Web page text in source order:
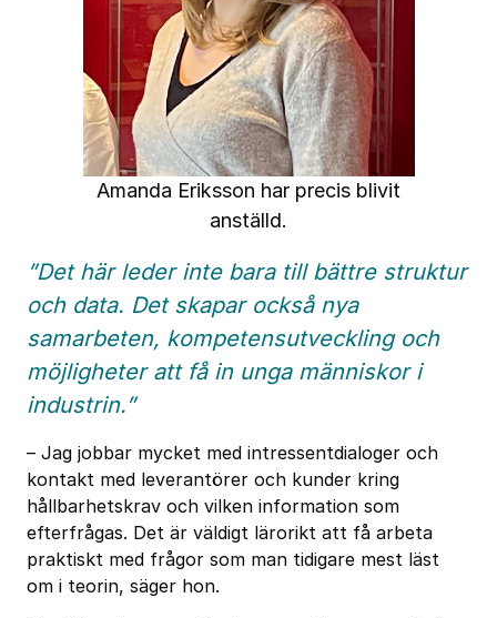
Amanda Eriksson har precis blivit
anställd.
”Det här leder inte bara till bättre struktur
och data. Det skapar också nya
samarbeten, kompetensutveckling och
möjligheter att få in unga människor i
industrin.”
– Jag jobbar mycket med intressentdialoger och
kontakt med leverantörer och kunder kring
hållbarhetskrav och vilken information som
efterfrågas. Det är väldigt lärorikt att få arbeta
praktiskt med frågor som man tidigare mest läst
om i teorin, säger hon.